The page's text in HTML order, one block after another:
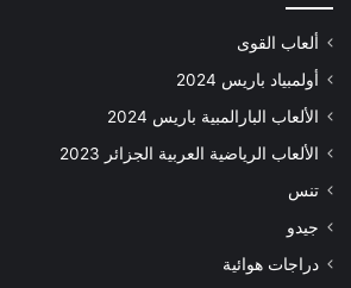
ألعاب القوى
أولمبياد باريس 2024
الألعاب البارالمبية باريس 2024
الألعاب الرياضية العربية الجزائر 2023
تنس
جيدو
دراجات هوائية